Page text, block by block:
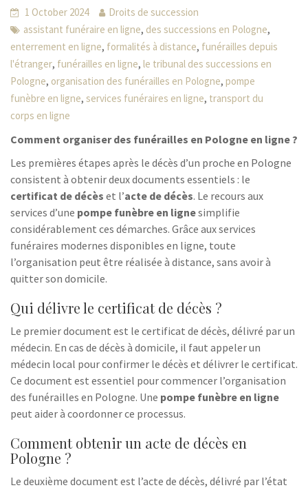
1 October 2024
Droits de succession
assistant funéraire en ligne, des successions en Pologne,
enterrement en ligne, formalités à distance, funérailles depuis
l'étranger, funérailles en ligne, le tribunal des successions en
Pologne, organisation des funérailles en Pologne, pompe
funèbre en ligne, services funéraires en ligne, transport du
corps en ligne
Comment organiser des funérailles en Pologne en ligne ?
Les premières étapes après le décès d’un proche en Pologne
consistent à obtenir deux documents essentiels : le
certificat de décès et l’acte de décès. Le recours aux
services d’une pompe funèbre en lignesimplifie
considérablement ces démarches. Grâce aux services
funéraires modernes disponibles en ligne, toute
l’organisation peut être réalisée à distance, sans avoir à
quitter son domicile.
Qui délivre le certificat de décès ?
Le premier document est le certificat de décès, délivré par un
médecin. En cas de décès à domicile, il faut appeler un
médecin local pour confirmer le décès et délivrer le certificat.
Ce document est essentiel pour commencer l’organisation
des funérailles en Pologne. Une pompe funèbre en ligne
peut aider à coordonner ce processus.
Comment obtenir un acte de décès en
Pologne ?
Le deuxième document est l’acte de décès, délivré par l’état